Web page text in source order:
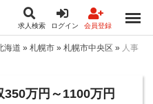
求人検索 ログイン 会員登録
海道 » 札幌市 » 札幌市中央区 » 人事
万円～1100万円